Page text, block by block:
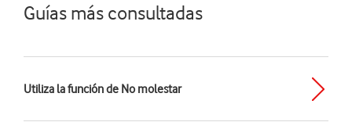
Guías más consultadas
Utiliza la función de No molestar